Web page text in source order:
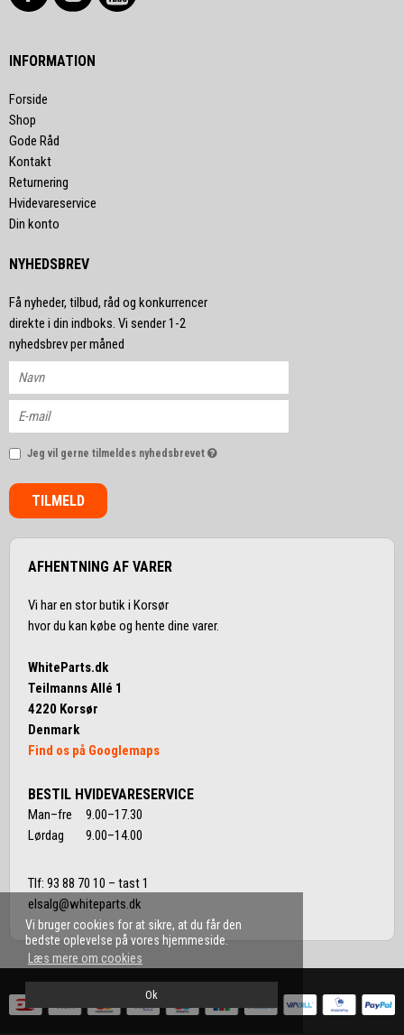
Vi bruger cookies for at sikre, at du får den
bedste oplevelse på vores hjemmeside.
Læs mere om cookies
Ok
INFORMATION
Forside
Shop
Gode Råd
Kontakt
Returnering
Hvidevareservice
Din konto
NYHEDSBREV
Få nyheder, tilbud, råd og konkurrencer
direkte i din indboks. Vi sender 1-2
nyhedsbrev per måned
Jeg vil gerne tilmeldes nyhedsbrevet
TILMELD
AFHENTNING AF VARER
Vi har en stor butik i Korsør
hvor du kan købe og hente dine varer.
WhiteParts.dk
Teilmanns Allé 1
4220 Korsør
Denmark
Find os på Googlemaps
BESTIL HVIDEVARESERVICE
Man–fre 9.00–17.30
Lørdag 9.00–14.00
Tlf: 93 88 70 10 – tast 1
elsalg@whiteparts.dk